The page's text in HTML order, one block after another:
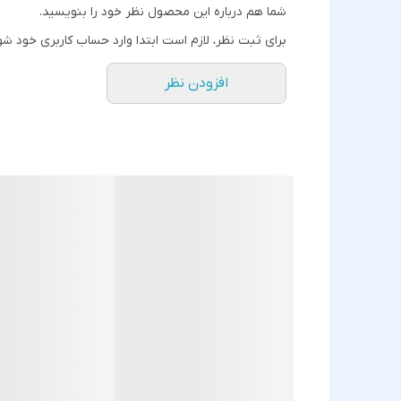
شما هم درباره این محصول نظر خود را بنویسید.
برای ثبت نظر، لازم است ابتدا وارد حساب کاربری خود
افزودن نظر